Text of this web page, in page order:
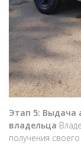
Этап 5: Выдача
владельца
получения